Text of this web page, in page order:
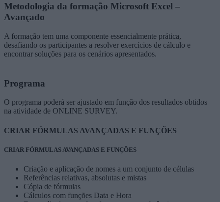
Metodologia da formação Microsoft Excel –
Avançado
A formação tem uma componente essencialmente prática,
desafiando os participantes a resolver exercícios de cálculo e
encontrar soluções para os cenários apresentados.
Programa
O programa poderá ser ajustado em função dos resultados obtidos
na atividade de ONLINE SURVEY.
CRIAR FÓRMULAS AVANÇADAS E FUNÇÕES
CRIAR FÓRMULAS AVANÇADAS E FUNÇÕES
Criação e aplicação de nomes a um conjunto de células
Referências relativas, absolutas e mistas
Cópia de fórmulas
Cálculos com funções Data e Hora